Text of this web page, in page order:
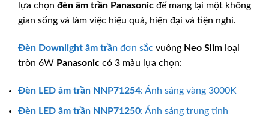
lựa chọn đèn âm trần Panasonic để mang lại một không
gian sống và làm việc hiệu quả, hiện đại và tiện nghi.
Đèn Downlight âm trần đơn sắc vuông Neo Slim loại
tròn 6W Panasonic có 3 màu lựa chọn:
Đèn LED âm trần NNP71254: Ánh sáng vàng 3000K
Đèn LED âm trần NNP71250: Ánh sáng trung tính